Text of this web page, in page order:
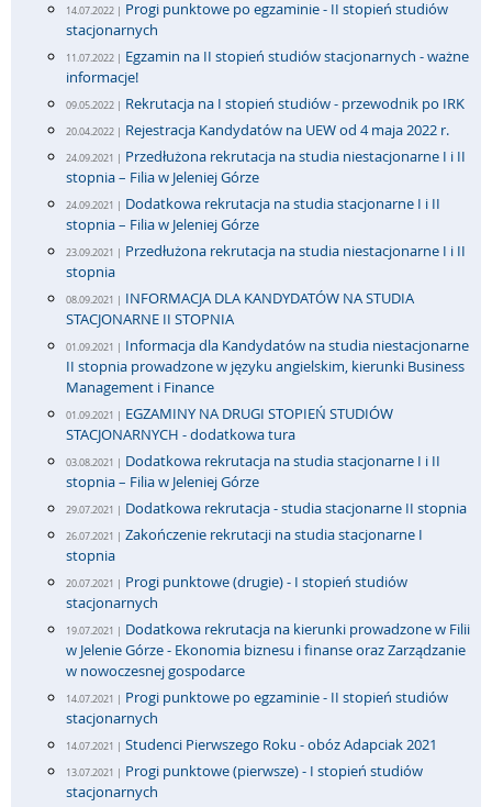
14.07.2022 | Progi punktowe po egzaminie - II stopień studiów
stacjonarnych
11.07.2022 | Egzamin na II stopień studiów stacjonarnych - ważne
informacje!
09.05.2022 | Rekrutacja na I stopień studiów - przewodnik po IRK
20.04.2022 | Rejestracja Kandydatów na UEW od 4 maja 2022 r.
24.09.2021 | Przedłużona rekrutacja na studia niestacjonarne I i II
stopnia – Filia w Jeleniej Górze
24.09.2021 | Dodatkowa rekrutacja na studia stacjonarne I i II
stopnia – Filia w Jeleniej Górze
23.09.2021 | Przedłużona rekrutacja na studia niestacjonarne I i II
stopnia
08.09.2021 | INFORMACJA DLA KANDYDATÓW NA STUDIA
STACJONARNE II STOPNIA
01.09.2021 | Informacja dla Kandydatów na studia niestacjonarne
II stopnia prowadzone w języku angielskim, kierunki Business
Management i Finance
01.09.2021 | EGZAMINY NA DRUGI STOPIEŃ STUDIÓW
STACJONARNYCH - dodatkowa tura
03.08.2021 | Dodatkowa rekrutacja na studia stacjonarne I i II
stopnia – Filia w Jeleniej Górze
29.07.2021 | Dodatkowa rekrutacja - studia stacjonarne II stopnia
26.07.2021 | Zakończenie rekrutacji na studia stacjonarne I
stopnia
20.07.2021 | Progi punktowe (drugie) - I stopień studiów
stacjonarnych
19.07.2021 | Dodatkowa rekrutacja na kierunki prowadzone w Filii
w Jelenie Górze - Ekonomia biznesu i finanse oraz Zarządzanie
w nowoczesnej gospodarce
14.07.2021 | Progi punktowe po egzaminie - II stopień studiów
stacjonarnych
14.07.2021 | Studenci Pierwszego Roku - obóz Adapciak 2021
13.07.2021 | Progi punktowe (pierwsze) - I stopień studiów
stacjonarnych